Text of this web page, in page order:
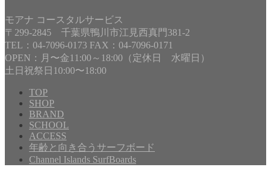
記
事
を
探
す
モアナ コースタルサービス
〒299-2845 千葉県鴨川市江見西真門381-2
TEL：04-7096-0173 FAX：04-7096-0171
OPEN：月〜金11:00～18:00（定休日 水曜日）
土日祝祭日10:00〜18:00
TOP
SHOP
BRAND
SCHOOL
ACCESS
年齢と向き合うサーフボード
Channel Islands SurfBoards